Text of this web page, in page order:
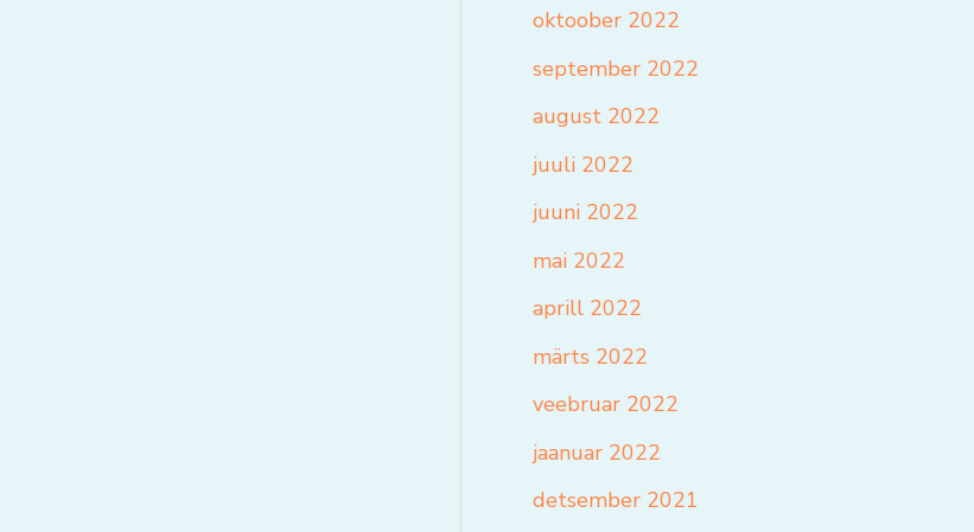
oktoober 2022
september 2022
august 2022
juuli 2022
juuni 2022
mai 2022
aprill 2022
märts 2022
veebruar 2022
jaanuar 2022
detsember 2021